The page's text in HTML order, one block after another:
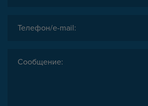
ЭЛЕМЕНТЫ ДЛЯ КРЕПЛЕНИЯ КАБЕЛЕЙ,
ОПОРЫ, ПОДВЕСЫ